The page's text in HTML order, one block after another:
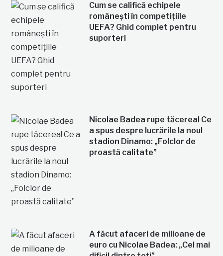
Cum se califică echipele
românești în competițiile
UEFA? Ghid complet pentru
suporteri
Nicolae Badea rupe tăcerea! Ce
a spus despre lucrările la noul
stadion Dinamo: „Folclor de
proastă calitate”
A făcut afaceri de milioane de
euro cu Nicolae Badea: „Cel mai